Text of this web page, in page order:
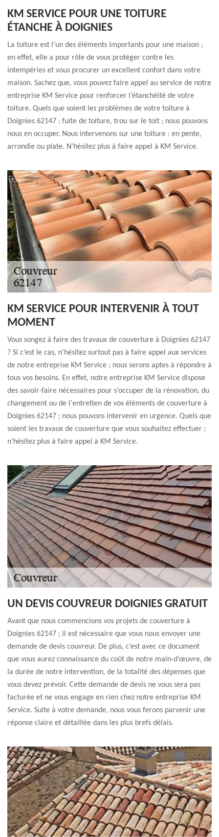
KM SERVICE POUR UNE TOITURE
ÉTANCHE À DOIGNIES
La toiture est l’un des éléments importants pour une maison ;
en effet, elle a pour rôle de vous protéger contre les
intempéries et vous procurer un excellent confort dans votre
maison. Sachez que, vous pouvez faire appel au service de notre
entreprise KM Service pour renforcer l’étanchéité de votre
toiture. Quels que soient les problèmes de votre toiture à
Doignies 62147 : fuite de toiture, trou sur le toit ; nous pouvons
nous en occuper. Nous intervenons sur une toiture : en pente,
arrondie ou plate. N’hésitez plus à faire appel à KM Service.
KM SERVICE POUR INTERVENIR À TOUT
MOMENT
Vous songez à faire des travaux de couverture à Doignies 62147
? Si c’est le cas, n’hésitez surtout pas à faire appel aux services
de notre entreprise KM Service ; nous serons aptes à répondre à
tous vos besoins. En effet, notre entreprise KM Service dispose
des savoir-faire nécessaires pour s’occuper de la rénovation, du
changement ou de l'entretien de vos éléments de couverture à
Doignies 62147 ; nous pouvons intervenir en urgence. Quels que
soient les travaux de couverture que vous souhaitez effectuer ;
n’hésitez plus à faire appel à KM Service.
UN DEVIS COUVREUR DOIGNIES GRATUIT
Avant que nous commencions vos projets de couverture à
Doignies 62147 ; il est nécessaire que vous nous envoyer une
demande de devis couvreur. De plus, c’est avec ce document
que vous aurez connaissance du coût de notre main-d’œuvre, de
la durée de notre intervention, de la totalité des dépenses que
vous devez prévoir. Cette demande de devis ne vous sera pas
facturée et ne vous engage en rien chez notre entreprise KM
Service. Suite à votre demande, nous vous ferons parvenir une
réponse claire et détaillée dans les plus brefs délais.